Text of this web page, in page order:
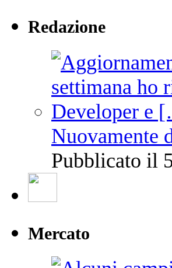
Redazione
Nuovamente
Pubblicato il
Mercato